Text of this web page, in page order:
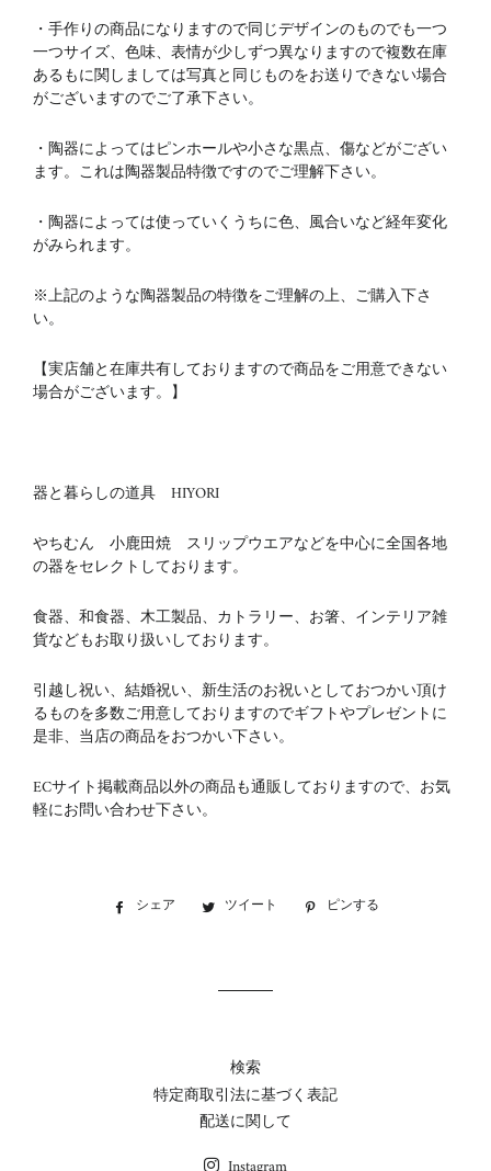
・手作りの商品になりますので同じデザインのものでも一つ
一つサイズ、色味、表情が少しずつ異なりますので複数在庫
あるもに関しましては写真と同じものをお送りできない場合
がございますのでご了承下さい。
・陶器によってはピンホールや小さな黒点、傷などがござい
ます。これは陶器製品特徴ですのでご理解下さい。
・陶器によっては使っていくうちに色、風合いなど経年変化
がみられます。
※上記のような陶器製品の特徴をご理解の上、ご購入下さ
い。
【実店舗と在庫共有しておりますので商品をご用意できない
場合がございます。】
器と暮らしの道具 HIYORI
やちむん 小鹿田焼 スリップウエアなどを中心に全国各地
の器をセレクトしております。
食器、和食器、木工製品、カトラリー、お箸、インテリア雑
貨などもお取り扱いしております。
引越し祝い、結婚祝い、新生活のお祝いとしておつかい頂け
るものを多数ご用意しておりますのでギフトやプレゼントに
是非、当店の商品をおつかい下さい。
ECサイト掲載商品以外の商品も通販しておりますので、お気
軽にお問い合わせ下さい。
シェア
Facebookツイート
Twitter ピンする
検索
特定商取引法に基づく表記
配送に関して